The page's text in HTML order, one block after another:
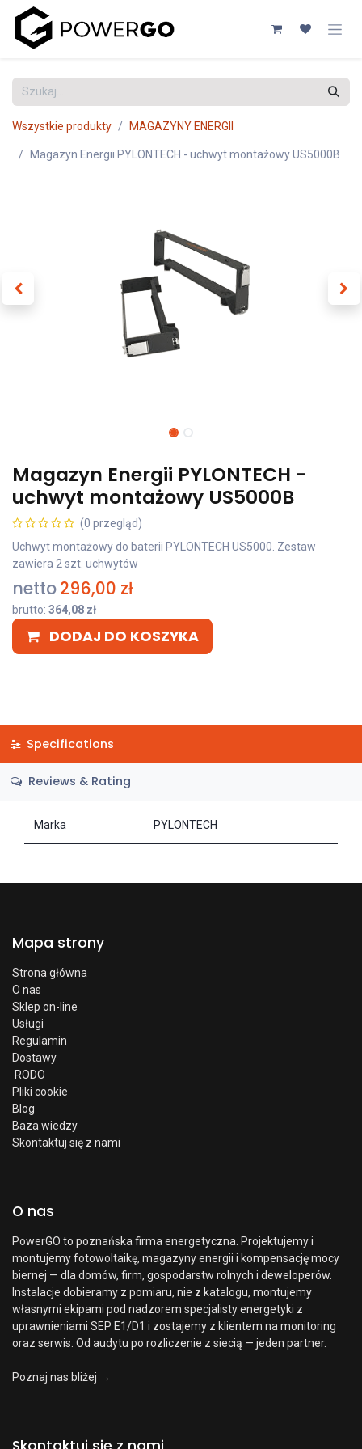
Przejdź do zawartości
Wszystkie produkty MAGAZYNY ENERGII
Magazyn Energii PYLONTECH - uchwyt montażowy US5000B
Magazyn Energii PYLONTECH -
uchwyt montażowy US5000B
(0 przegląd)
Uchwyt montażowy do baterii PYLONTECH US5000. Zestaw
zawiera 2 szt. uchwytów
netto296,00 zł
brutto: 364,08 zł
DODAJ DO KOSZYKA
Specifications
Reviews & Rating
Marka PYLONTECH
Mapa strony
Strona główna
O nas
Sklep on-line
Usługi
Regulamin
Dostawy
RODO
Pliki cookie
Blog
Baza wiedzy
Skontaktuj się z nami
O nas
PowerGO to poznańska firma energetyczna. Projektujemy i
montujemy fotowoltaikę, magazyny energii i kompensację mocy
biernej — dla domów, firm, gospodarstw rolnych i deweloperów.
Instalacje dobieramy z pomiaru, nie z katalogu, montujemy
własnymi ekipami pod nadzorem specjalisty energetyki z
uprawnieniami SEP E1/D1 i zostajemy z klientem na monitoring
oraz serwis. Od audytu po rozliczenie z siecią — jeden partner.
Poznaj nas bliżej →